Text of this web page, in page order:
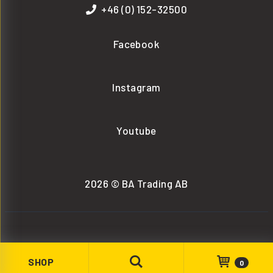
SHOP 0
+46 (0) 152-32500
Facebook
Instagram
Youtube
2026 © BA Trading AB